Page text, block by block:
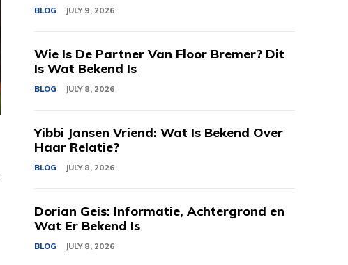
BLOG JULY 9, 2026
Wie Is De Partner Van Floor Bremer? Dit
Is Wat Bekend Is
BLOG JULY 8, 2026
Yibbi Jansen Vriend: Wat Is Bekend Over
Haar Relatie?
BLOG JULY 8, 2026
Dorian Geis: Informatie, Achtergrond en
Wat Er Bekend Is
BLOG JULY 8, 2026